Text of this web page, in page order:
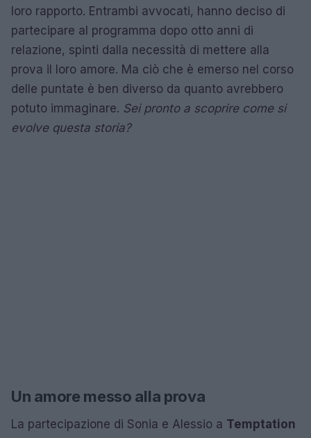
loro rapporto. Entrambi avvocati, hanno deciso di
partecipare al programma dopo otto anni di
relazione, spinti dalla necessità di mettere alla
prova il loro amore. Ma ciò che è emerso nel corso
delle puntate è ben diverso da quanto avrebbero
potuto immaginare. Sei pronto a scoprire come si
evolve questa storia?
Un amore messo alla prova
La partecipazione di Sonia e Alessio a Temptation